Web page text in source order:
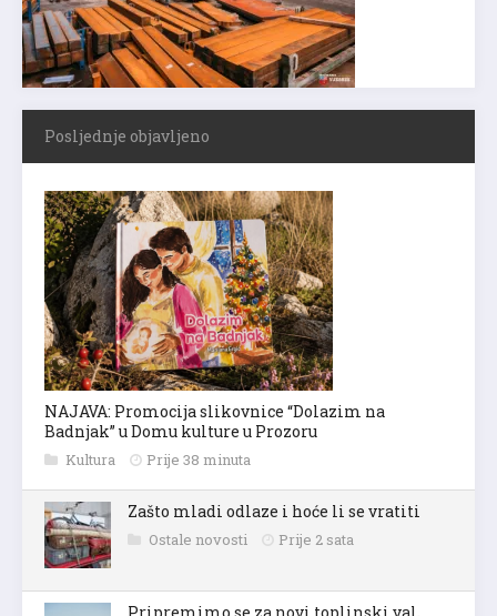
Posljednje objavljeno
NAJAVA: Promocija slikovnice “Dolazim na
Badnjak” u Domu kulture u Prozoru
Kultura Prije 38 minuta
Zašto mladi odlaze i hoće li se vratiti
Ostale novosti Prije 2 sata